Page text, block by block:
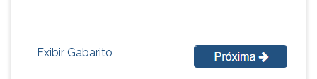
Exibir Gabarito